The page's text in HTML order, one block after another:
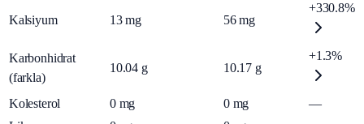
Kalsiyum 13 mg 56 mg
+330.8%
Karbonhidrat
(farkla)
10.04 g 10.17 g
+1.3%
Kolesterol 0 mg 0 mg
—